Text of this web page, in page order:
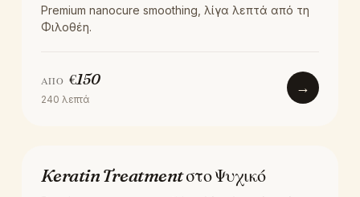
Premium nanocure smoothing, λίγα λεπτά από τη
Φιλοθέη.
ΑΠΌ €150
240 λεπτά
→
ΘΕΡΑΠΕΊΑ
Keratin Treatment στο Ψυχικό